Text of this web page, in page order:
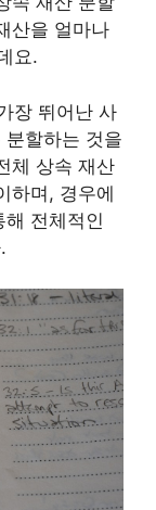
산을 얼마나
요.
장 뛰어난 사
할하는 것을
체 상속 재산
하며, 경우에
전체적인